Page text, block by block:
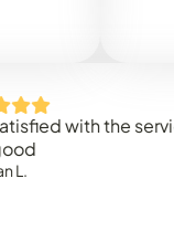
with the service